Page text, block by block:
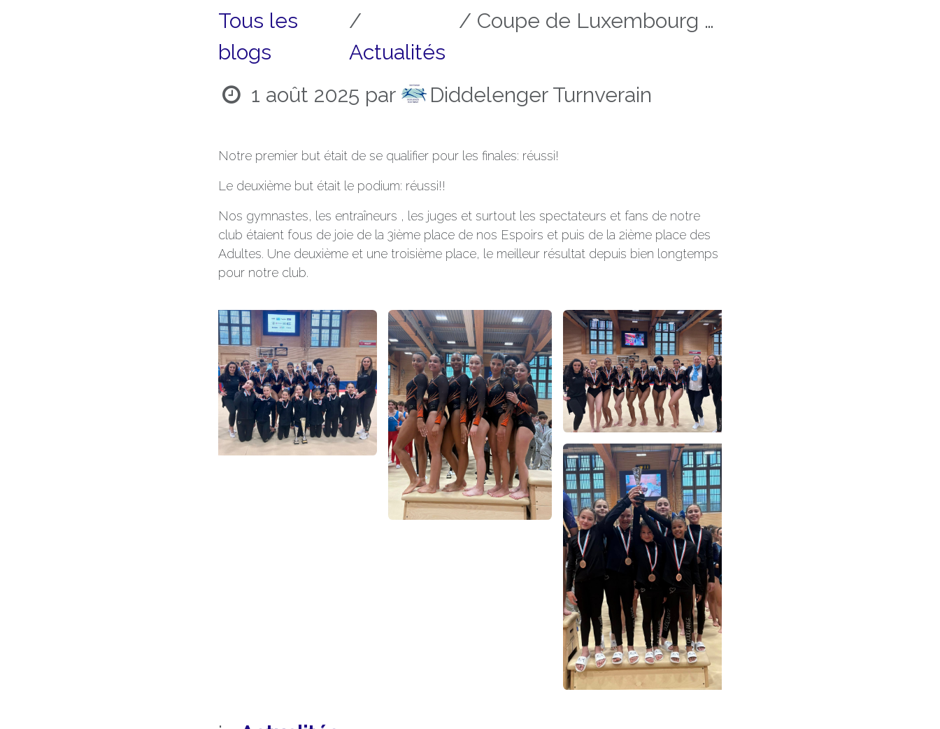
Tous les
blogs
Actualités
Coupe de Luxembourg 2025
1 août 2025 par Diddelenger Turnverain
Notre premier but était de se qualifier pour les finales: réussi!
Le deuxième but était le podium: réussi!!
Nos gymnastes, les entraîneurs , les juges et surtout les spectateurs et fans de notre
club étaient fous de joie de la 3ième place de nos Espoirs et puis de la 2ième place des
Adultes. Une deuxième et une troisième place, le meilleur résultat depuis bien longtemps
pour notre club.